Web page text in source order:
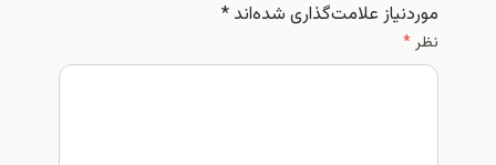
موردنیاز علامت‌گذاری شده‌اند*